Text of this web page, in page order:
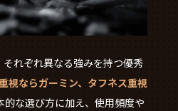
それぞれ異なる強みを持つ優秀
視ならガーミン、タフネス重視
的な選び方に加え、使用頻度や